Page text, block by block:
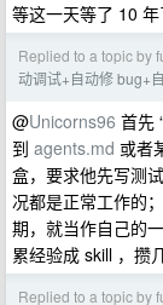
等这一天等了 10 年
Replied to a topic by
动调试+自动修 bug+
@Unicorns96 首先
到 agents.md 或者
盒，要求他先写测
况都是正常工作的
期，就当作自己的
累经验成 skill ，攒
Replied to a topic by